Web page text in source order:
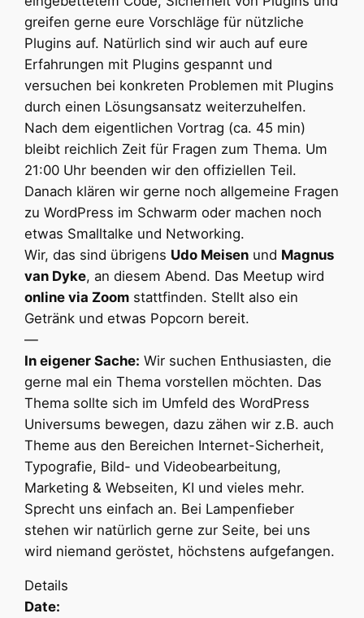
greifen gerne eure Vorschläge für nützliche
Plugins auf. Natürlich sind wir auch auf eure
Erfahrungen mit Plugins gespannt und
versuchen bei konkreten Problemen mit Plugins
durch einen Lösungsansatz weiterzuhelfen.
Nach dem eigentlichen Vortrag (ca. 45 min)
bleibt reichlich Zeit für Fragen zum Thema. Um
21:00 Uhr beenden wir den offiziellen Teil.
Danach klären wir gerne noch allgemeine Fragen
zu WordPress im Schwarm oder machen noch
etwas Smalltalke und Networking.
Wir, das sind übrigens Udo Meisen und Magnus
van Dyke, an diesem Abend. Das Meetup wird
online via Zoom stattfinden. Stellt also ein
Getränk und etwas Popcorn bereit.
—
In eigener Sache: Wir suchen Enthusiasten, die
gerne mal ein Thema vorstellen möchten. Das
Thema sollte sich im Umfeld des WordPress
Universums bewegen, dazu zähen wir z.B. auch
Theme aus den Bereichen Internet-Sicherheit,
Typografie, Bild- und Videobearbeitung,
Marketing & Webseiten, KI und vieles mehr.
Sprecht uns einfach an. Bei Lampenfieber
stehen wir natürlich gerne zur Seite, bei uns
wird niemand geröstet, höchstens aufgefangen.
Details
Date: